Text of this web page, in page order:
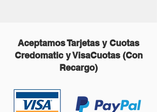
Aceptamos Tarjetas y Cuotas
Credomatic y VisaCuotas (Con
Recargo)